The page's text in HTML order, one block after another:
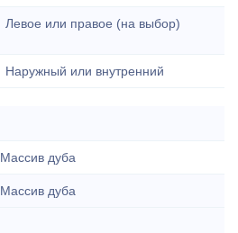
Левое или правое (на выбор)
Наружный или внутренний
Массив дуба
Массив дуба